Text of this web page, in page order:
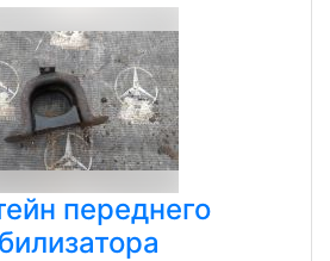
переднего